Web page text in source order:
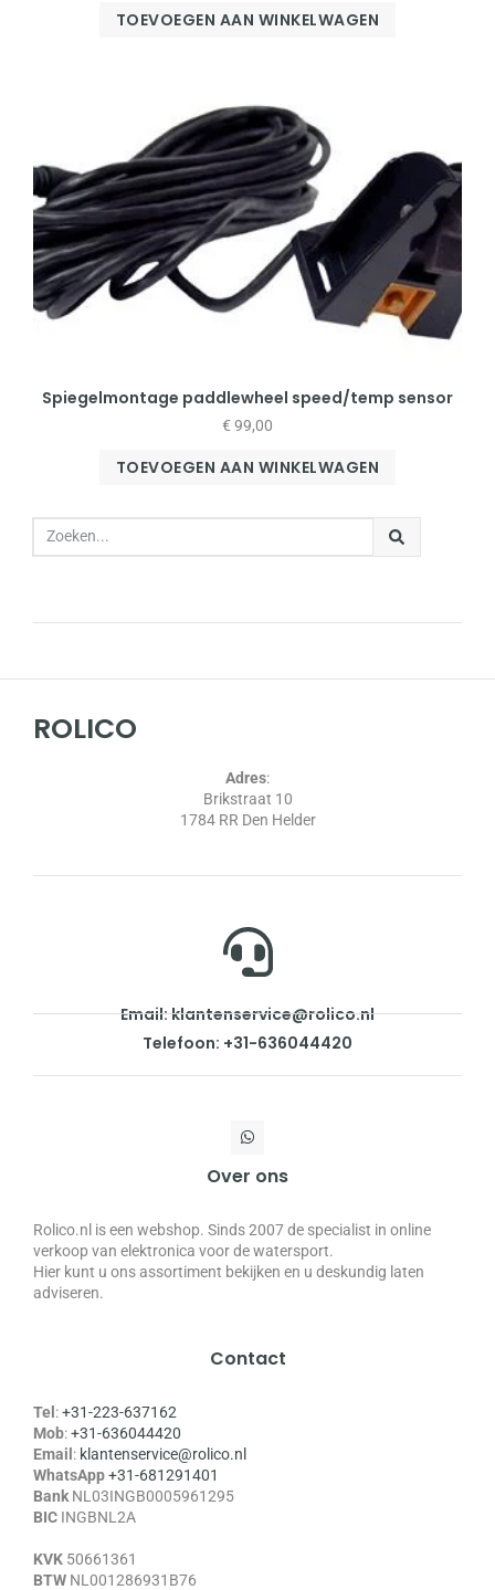
TOEVOEGEN AAN WINKELWAGEN
Spiegelmontage paddlewheel speed/temp sensor
€ 99,00
TOEVOEGEN AAN WINKELWAGEN
ROLICO
Adres:
Brikstraat 10
1784 RR Den Helder
Email: klantenservice@rolico.nl
Telefoon: +31-636044420
Over ons
Rolico.nl is een webshop. Sinds 2007 de specialist in online
verkoop van elektronica voor de watersport.
Hier kunt u ons assortiment bekijken en u deskundig laten
adviseren.
Contact
Tel:+31-223-637162
Mob:+31-636044420
Email: klantenservice@rolico.nl
WhatsApp+31-681291401
Bank NL03INGB0005961295
BIC INGBNL2A
KVK 50661361
BTW NL001286931B76